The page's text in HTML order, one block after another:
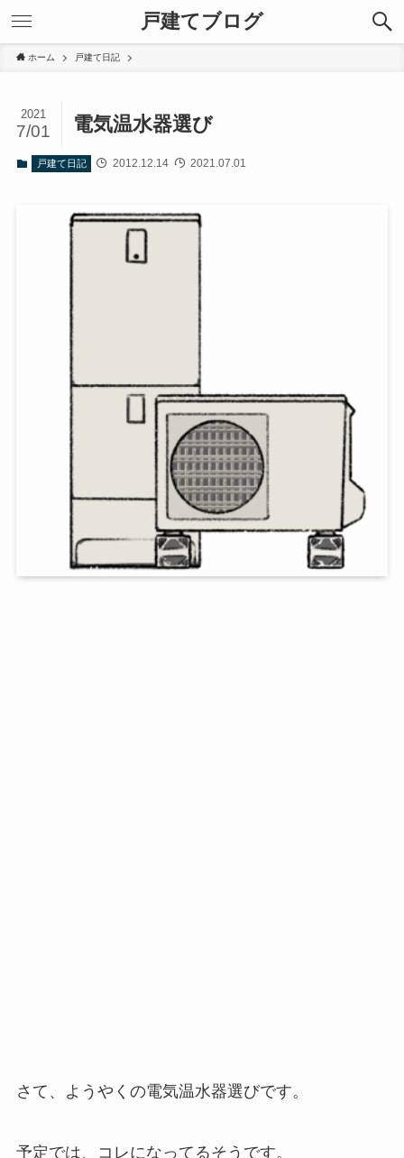
戸建てブログ
ホーム 戸建て日記
電気温水器選び
2021
7/01
戸建て日記 2012.12.14 2021.07.01
さて、ようやくの電気温水器選びです。
予定では、コレになってるそうです。